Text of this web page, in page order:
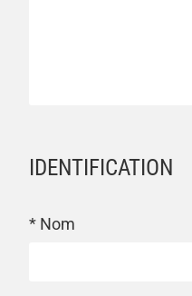
IDENTIFICATION
* Nom